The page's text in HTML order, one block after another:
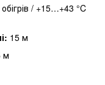
/ +15…+43 °C
15 м
м